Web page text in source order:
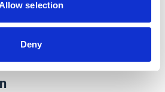
selection
Deny